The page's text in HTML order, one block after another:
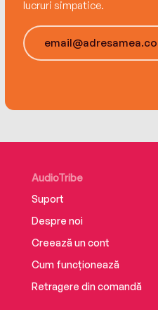
lucruri simpatice.
AudioTribe
Suport
Despre noi
Creează un cont
Cum funcționează
Retragere din comandă